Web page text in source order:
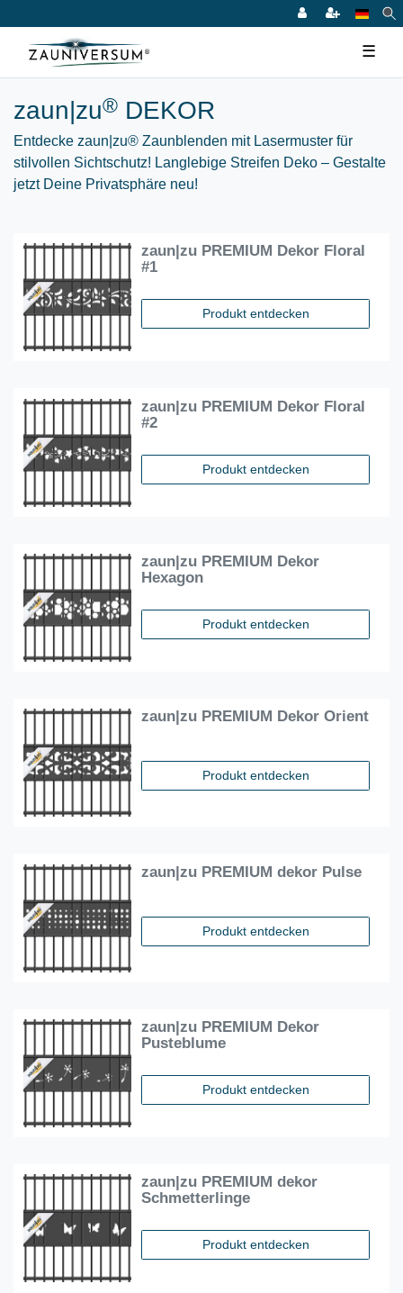
☰
zaun|zu® DEKOR
Entdecke zaun|zu® Zaunblenden mit Lasermuster für
stilvollen Sichtschutz! Langlebige Streifen Deko – Gestalte
jetzt Deine Privatsphäre neu!
zaun|zu PREMIUM Dekor Floral
#1
Produkt entdecken
zaun|zu PREMIUM Dekor Floral
#2
Produkt entdecken
zaun|zu PREMIUM Dekor
Hexagon
Produkt entdecken
zaun|zu PREMIUM Dekor Orient
Produkt entdecken
zaun|zu PREMIUM dekor Pulse
Produkt entdecken
zaun|zu PREMIUM Dekor
Pusteblume
Produkt entdecken
zaun|zu PREMIUM dekor
Schmetterlinge
Produkt entdecken